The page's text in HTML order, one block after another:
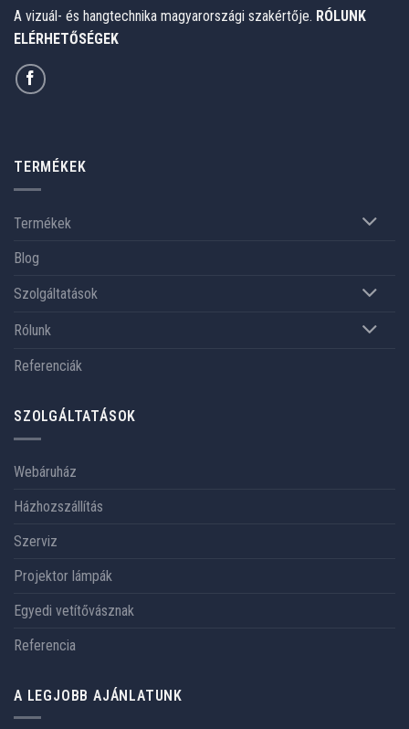
A vizuál- és hangtechnika magyarországi szakértője. RÓLUNK
ELÉRHETŐSÉGEK
TERMÉKEK
Termékek
Blog
Szolgáltatások
Rólunk
Referenciák
SZOLGÁLTATÁSOK
Webáruház
Házhozszállítás
Szerviz
Projektor lámpák
Egyedi vetítővásznak
Referencia
A LEGJOBB AJÁNLATUNK